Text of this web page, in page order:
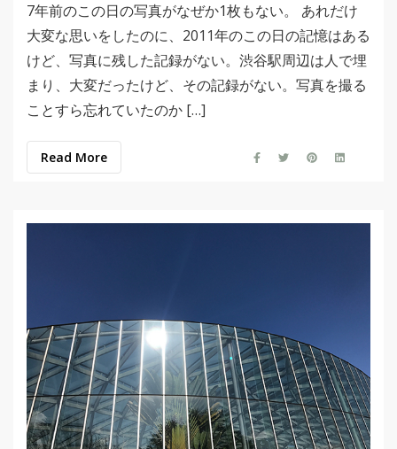
7年前のこの日の写真がなぜか1枚もない。 あれだけ
大変な思いをしたのに、2011年のこの日の記憶はある
けど、写真に残した記録がない。渋谷駅周辺は人で埋
まり、大変だったけど、その記録がない。写真を撮る
ことすら忘れていたのか […]
Read More